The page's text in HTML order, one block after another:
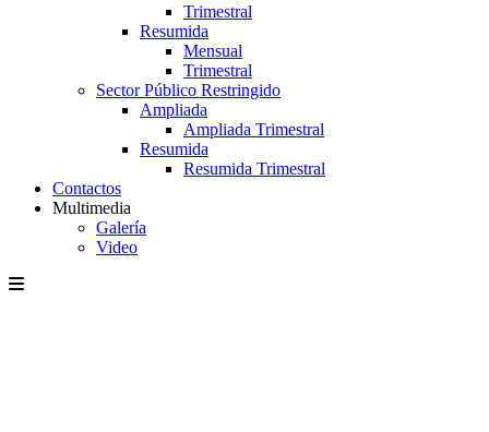
Trimestral
Resumida
Mensual
Trimestral
Sector Público Restringido
Ampliada
Ampliada Trimestral
Resumida
Resumida Trimestral
Contactos
Multimedia
Galería
Video